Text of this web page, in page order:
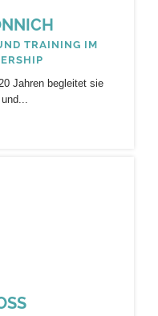
TRAINING IM
Jahren begleitet sie